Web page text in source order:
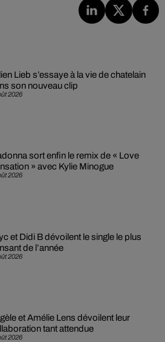
2026
Lieb s’essaye à la vie de chatelain
son nouveau clip
2026
sort enfin le remix de « Love
» avec Kylie Minogue
2026
et Didi B dévoilent le single le plus
de l’année
2026
et Amélie Lens dévoilent leur
tant attendue